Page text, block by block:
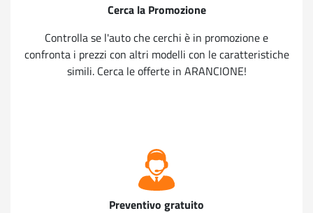
Cerca la Promozione
Controlla se l'auto che cerchi è in promozione e
confronta i prezzi con altri modelli con le caratteristiche
simili. Cerca le offerte in ARANCIONE!
Preventivo gratuito